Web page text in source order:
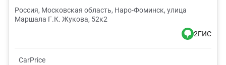
Россия, Московская область, Наро-Фоминск, улица
Маршала Г.К. Жукова, 52к2
2ГИС
CarPrice